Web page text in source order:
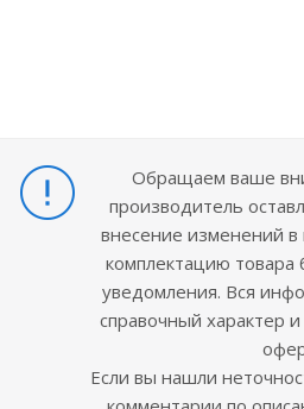
Обращаем ваше
производитель
внесение изменений
комплектацию товара
уведомления. Вся
справочный характер
Если вы нашли